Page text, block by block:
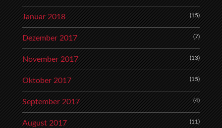
Januar 2018 (15)
Dezember 2017 (7)
November 2017 (13)
Oktober 2017 (15)
September 2017 (4)
August 2017 (11)